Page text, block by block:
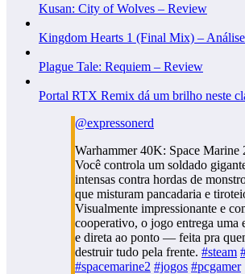
Kusan: City of Wolves – Review
Kingdom Hearts 1 (Final Mix) – Análise
Plague Tale: Requiem – Review
Portal RTX Remix dá um brilho neste
@expressonerd
Warhammer 40K: Space Marine
Você controla um soldado
intensas contra hordas de
que misturam pancadaria e
Visualmente impressionante e
cooperativo, o jogo entrega uma
e direta ao ponto — feita pra
destruir tudo pela frente. #steam
#spacemarine2 #jogos #pcgamer